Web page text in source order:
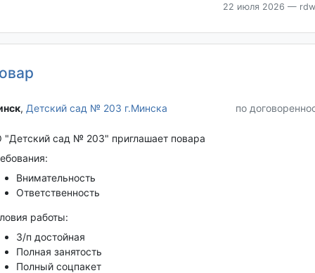
22 июля 2026 —
, Детский сад № 203 г.Минска по
"Детский сад № 203" приглашает повара
Внимательность
Ответственность
работы:
З/п достойная
Полная занятость
Полный соцпакет